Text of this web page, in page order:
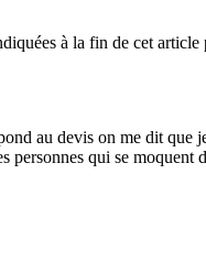
à la fin de cet
au devis on me dit que
qui se